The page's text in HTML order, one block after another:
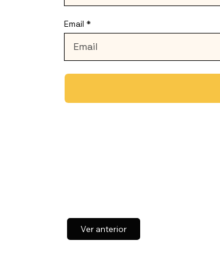
Ver anterior
Email